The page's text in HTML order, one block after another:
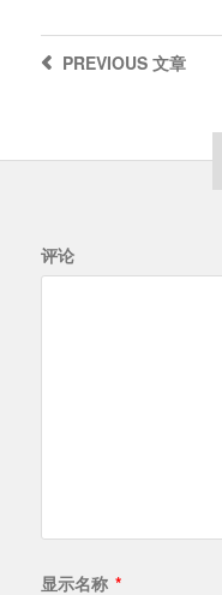
PREVIOUS文章
评论
显示名称 *